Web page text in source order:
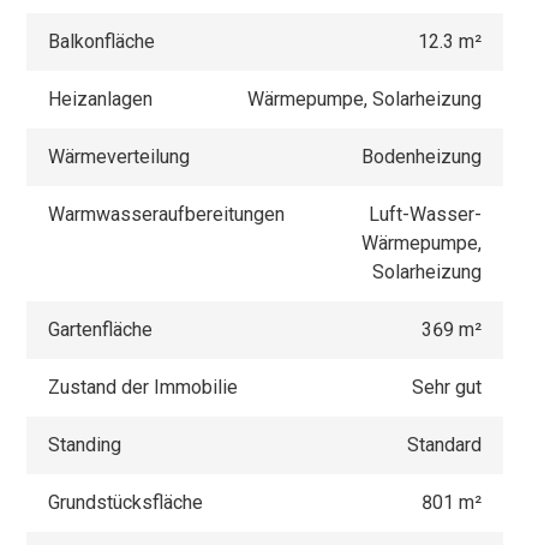
Balkonfläche 12.3 m²
Heizanlagen Wärmepumpe, Solarheizung
Wärmeverteilung Bodenheizung
Warmwasseraufbereitungen
Luft-Wasser-
Wärmepumpe,
Solarheizung
Gartenfläche 369 m²
Zustand der Immobilie Sehr gut
Standing Standard
Grundstücksfläche 801 m²